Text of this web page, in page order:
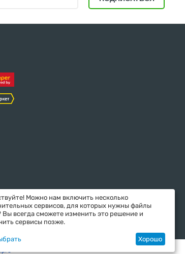
Можно нам включить несколько
сервисов, для которых нужны файлы
Вы всегда сможете изменить это решение и
сервисы позже.
Хорошо